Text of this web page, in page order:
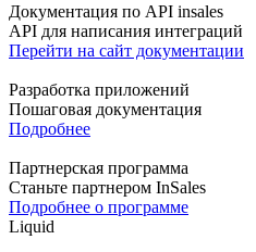
Документация по API insales
API для написания интеграций
Перейти на сайт документации
Разработка приложений
Пошаговая документация
Подробнее
Партнерская программа
Станьте партнером InSales
Подробнее о программе
Liquid